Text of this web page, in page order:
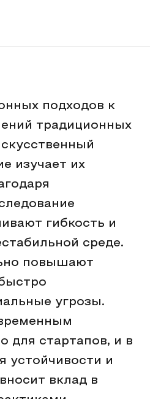
подходов к
традиционных
изучает их
гибкость и
среде.
повышают
угрозы.
для стартапов, и в
устойчивости и
вклад в